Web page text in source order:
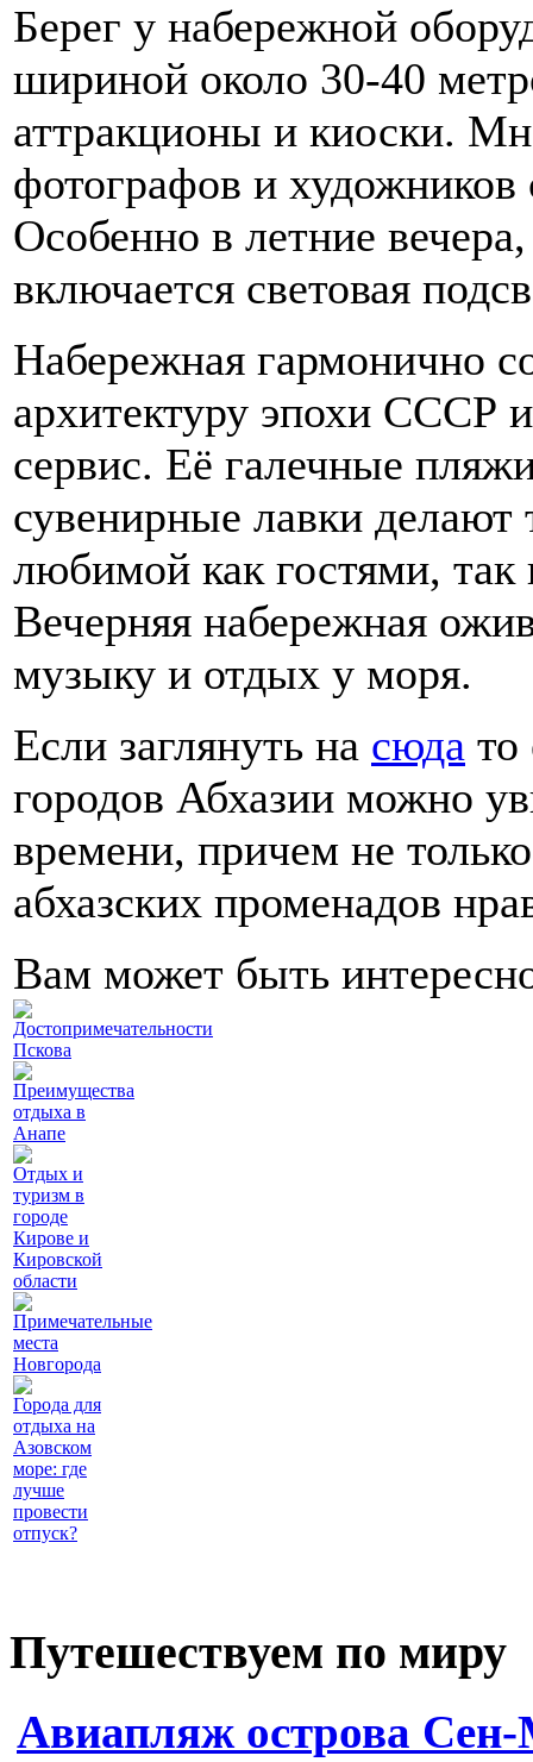
Берег у набережной
шириной около 30-40
аттракционы и киоски.
фотографов и
Особенно в летние
включается световая
Набережная гармонично
архитектуру эпохи СССР
сервис. Её галечные
сувенирные лавки
любимой как гостями,
Вечерняя набережная
музыку и отдых у моря.
Если заглянуть на сюда то
городов Абхазии можно
времени, причем не
абхазских променадов
Вам может быть
Достопримечательности
Пскова
Преимущества
отдыха в
Анапе
Отдых и
туризм в
городе
Кирове и
Кировской
области
Примечательные
места
Новгорода
Города для
отдыха на
Азовском
море: где
лучше
провести
отпуск?
Путешествуем по миру
Авиапляж острова